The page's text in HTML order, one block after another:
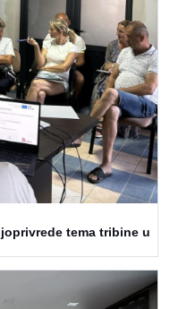
tema tribine u